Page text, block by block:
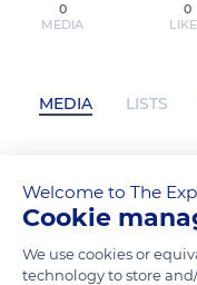
0
MEDIA
0
MEDIA LISTS
Welcome to The
Cookie
We use cookies or
technology to store